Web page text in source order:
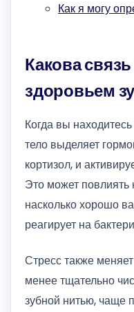
Как я могу
Какова
здоровьем
Когда вы
тело выделяет
кортизол, и
Это может повлиять
насколько хорошо
реагирует на
Стресс также
менее тщательно
зубной нитью, чаще